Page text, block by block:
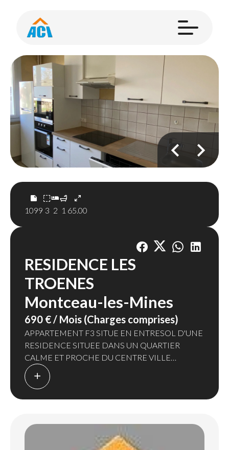
1099 3 2 1 65.00
RESIDENCE LES
TROENES
Montceau-les-Mines
690 € / Mois (Charges comprises)
APPARTEMENT F3 SITUE EN ENTRESOL D'UNE
RESIDENCE SITUEE DANS UN QUARTIER
CALME ET PROCHE DU CENTRE VILLE
COMPRENANT : UNE ENTREE - UNE CUISINE
EQUIPEE NEUVE COMPOSEE D'ELEMENTS
CHAMBRES - SALLE DE BAINS AVEC BAC A
DOUCHE ANTIDERAPANT A L'ITALIENNE,